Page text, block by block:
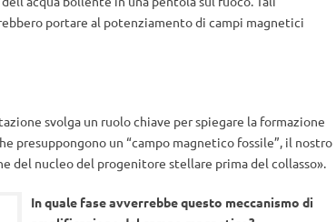
portare al potenziamento di campi magnetici
svolga un ruolo chiave per spiegare la formazione
presuppongono un “campo magnetico fossile”, il nostro
del nucleo del progenitore stellare prima del collasso».
In quale fase avverrebbe questo meccanismo di